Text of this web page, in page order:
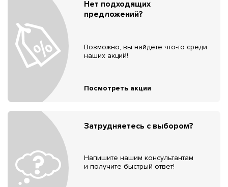
Нет подходящих
предложений?
Возможно, вы найдёте что-то среди
наших акций!
Посмотреть акции
Затрудняетесь с выбором?
Напишите нашим консультантам
и получите быстрый ответ!